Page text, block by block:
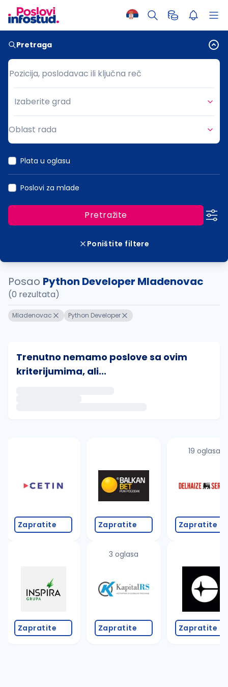
Pretraga
Pozicija, poslodavac ili ključna reč
Pozicija, poslodavac ili ključna reč
Grad
Izaberite grad
Oblast rada
Plata u oglasu
Poslovi za mlade
Pretražite
Poništite filtere
Posao Python Developer Mladenovac
(0 rezultata)
Mladenovac Python Developer
Trenutno nemamo poslove sa ovim
kriterijumima, ali...
Takođe možete da:
proverite pravopisne greške (koristite č, ć, š, đ,
promenite odabrane filtere pretrage
Zapratite
Zapratite
Zapratite
3 oglasa
Zapratite
19 oglasa
Zapratite
Zapratite